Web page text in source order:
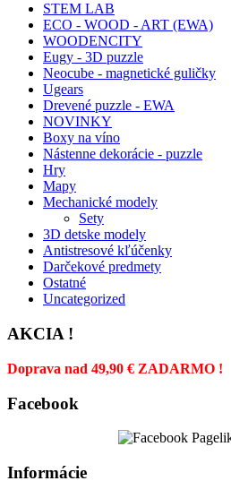
STEM LAB
ECO - WOOD - ART (EWA)
WOODENCITY
Eugy - 3D puzzle
Neocube - magnetické guličky
Ugears
Drevené puzzle - EWA
NOVINKY
Boxy na víno
Nástenne dekorácie - puzzle
Hry
Mapy
Mechanické modely
Sety
3D detske modely
Antistresové kľúčenky
Darčekové predmety
Ostatné
Uncategorized
AKCIA !
Doprava nad 49,90 € ZADARMO !
Facebook
Informácie